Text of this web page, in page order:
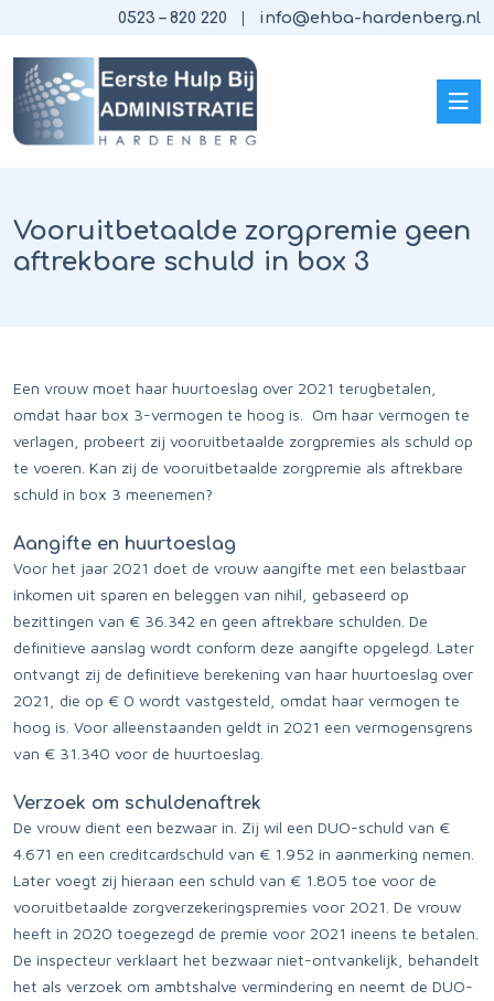
0523 – 820 220 info@ehba-hardenberg.nl
Vooruitbetaalde zorgpremie geen
aftrekbare schuld in box 3
Een vrouw moet haar huurtoeslag over 2021 terugbetalen,
omdat haar box 3-vermogen te hoog is. Om haar vermogen te
verlagen, probeert zij vooruitbetaalde zorgpremies als schuld op
te voeren. Kan zij de vooruitbetaalde zorgpremie als aftrekbare
schuld in box 3 meenemen?
Aangifte en huurtoeslag
Voor het jaar 2021 doet de vrouw aangifte met een belastbaar
inkomen uit sparen en beleggen van nihil, gebaseerd op
bezittingen van € 36.342 en geen aftrekbare schulden. De
definitieve aanslag wordt conform deze aangifte opgelegd. Later
ontvangt zij de definitieve berekening van haar huurtoeslag over
2021, die op € 0 wordt vastgesteld, omdat haar vermogen te
hoog is. Voor alleenstaanden geldt in 2021 een vermogensgrens
van € 31.340 voor de huurtoeslag.
Verzoek om schuldenaftrek
De vrouw dient een bezwaar in. Zij wil een DUO-schuld van €
4.671 en een creditcardschuld van € 1.952 in aanmerking nemen.
Later voegt zij hieraan een schuld van € 1.805 toe voor de
vooruitbetaalde zorgverzekeringspremies voor 2021. De vrouw
heeft in 2020 toegezegd de premie voor 2021 ineens te betalen.
De inspecteur verklaart het bezwaar niet-ontvankelijk, behandelt
het als verzoek om ambtshalve vermindering en neemt de DUO-